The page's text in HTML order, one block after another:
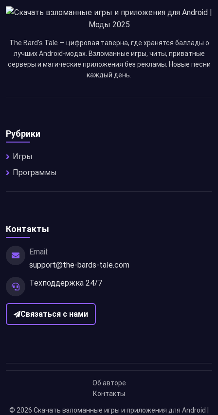
The Bard’s Tale — цифровая таверна, где хранятся баллады о
лучших Android-модах. Взломанные игры, читы, приватные
серверы и магические приложения без рекламы. Новые песни
каждый день.
Рубрики
Игры
Программы
Контакты
Email:
support@the-bards-tale.com
Техподдержка 24/7
Связаться с нами
Об авторе
Контакты
© 2026 Скачать взломанные игры и приложения для Android |